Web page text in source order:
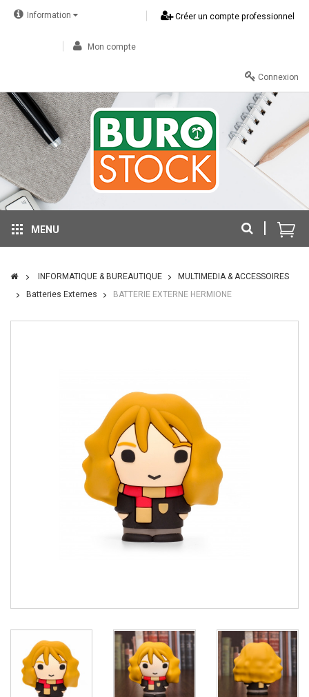
Information Créer un compte professionnel
Mon compte
Connexion
MENU
INFORMATIQUE & BUREAUTIQUE
MULTIMEDIA & ACCESSOIRES
Batteries Externes
BATTERIE EXTERNE HERMIONE